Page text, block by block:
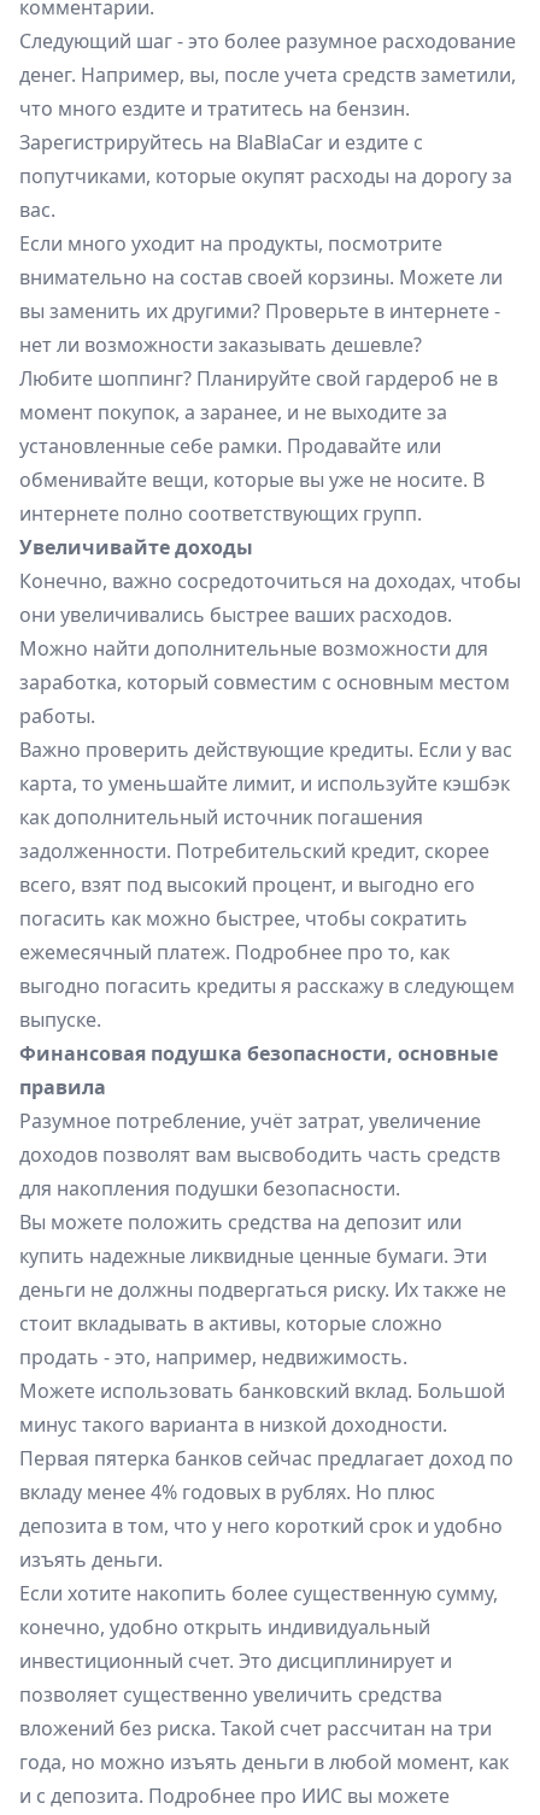
комментарии.
Следующий шаг - это более разумное расходование
денег. Например, вы, после учета средств заметили,
что много ездите и тратитесь на бензин.
Зарегистрируйтесь на BlaBlaCar и ездите с
попутчиками, которые окупят расходы на дорогу за
вас.
Если много уходит на продукты, посмотрите
внимательно на состав своей корзины. Можете ли
вы заменить их другими? Проверьте в интернете -
нет ли возможности заказывать дешевле?
Любите шоппинг? Планируйте свой гардероб не в
момент покупок, а заранее, и не выходите за
установленные себе рамки. Продавайте или
обменивайте вещи, которые вы уже не носите. В
интернете полно соответствующих групп.
Увеличивайте доходы
Конечно, важно сосредоточиться на доходах, чтобы
они увеличивались быстрее ваших расходов.
Можно найти дополнительные возможности для
заработка, который совместим с основным местом
работы.
Важно проверить действующие кредиты. Если у вас
карта, то уменьшайте лимит, и используйте кэшбэк
как дополнительный источник погашения
задолженности. Потребительский кредит, скорее
всего, взят под высокий процент, и выгодно его
погасить как можно быстрее, чтобы сократить
ежемесячный платеж. Подробнее про то, как
выгодно погасить кредиты я расскажу в следующем
выпуске.
Финансовая подушка безопасности, основные
правила
Разумное потребление, учёт затрат, увеличение
доходов позволят вам высвободить часть средств
для накопления подушки безопасности.
Вы можете положить средства на депозит или
купить надежные ликвидные ценные бумаги. Эти
деньги не должны подвергаться риску. Их также не
стоит вкладывать в активы, которые сложно
продать - это, например, недвижимость.
Можете использовать банковский вклад. Большой
минус такого варианта в низкой доходности.
Первая пятерка банков сейчас предлагает доход по
вкладу менее 4% годовых в рублях. Но плюс
депозита в том, что у него короткий срок и удобно
изъять деньги.
Если хотите накопить более существенную сумму,
конечно, удобно открыть индивидуальный
инвестиционный счет. Это дисциплинирует и
позволяет существенно увеличить средства
вложений без риска. Такой счет рассчитан на три
года, но можно изъять деньги в любой момент, как
и с депозита. Подробнее про ИИС вы можете